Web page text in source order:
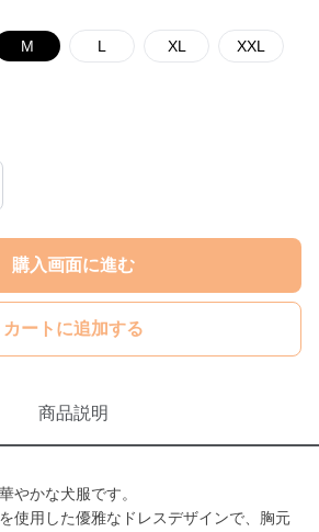
M L XL XXL
購入画面に進む
カートに追加する
商品説明
やかな犬服です。
使用した優雅なドレスデザインで、胸元